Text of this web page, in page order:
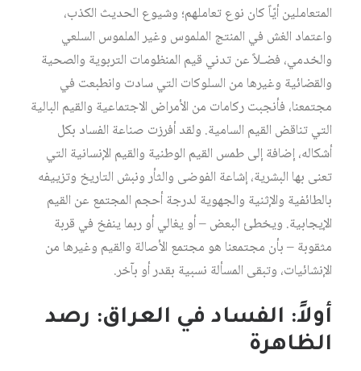
المتعاملين أيّاً كان نوع تعاملهم؛ وشيوع الحديث الكذب،
واعتماد الغش في المنتج الملموس وغير الملموس السلعي
والخدمي، فضـلاً عن تدني قيم المنظومات التربوية والصحية
والقضائية وغيرها من السلوكات التي سادت وانطبعت في
مجتمعنا، فأنجبت ركامات من الأمراض الاجتماعية والقيم البالية
التي تناقض القيم السامية. ولقد أفرزت صناعة الفساد بكل
أشكاله، إضافة إلى طمس القيم الوطنية والقيم الإنسانية التي
تعنى بها البشرية، إشاعة الفوضى والثأر ونبش التاريخ وتزييفه
بالطائفية والإثنية والجهوية لدرجة أحجم المجتمع عن القيم
الإيجابية. ويخطئ البعض – أو يغالي أو ربما ينفخ في قربة
مثقوبة – بأن مجتمعنا هو مجتمع الأصالة والقيم وغيرها من
الإنشائيات، وتبقى المسألة نسبية بقدر أو بآخر.
أولاً: الفساد في العراق: رصد
الظاهرة